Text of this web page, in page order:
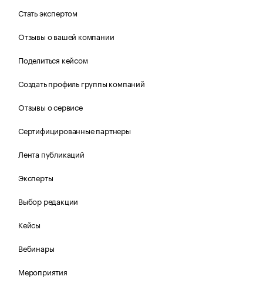
Стать экспертом
Отзывы о вашей компании
Поделиться кейсом
Создать профиль группы компаний
Отзывы о сервисе
Сертифицированные партнеры
Лента публикаций
Эксперты
Выбор редакции
Кейсы
Вебинары
Мероприятия